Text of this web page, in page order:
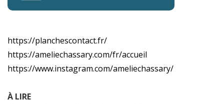
https://planchescontact.fr/
https://ameliechassary.com/fr/accueil
https://www.instagram.com/ameliechassary/
À LIRE